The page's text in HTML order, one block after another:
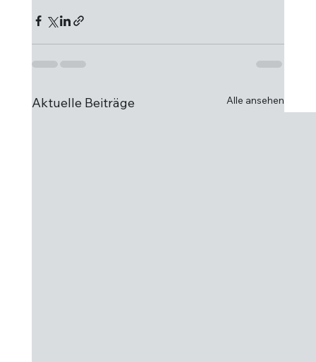
Aktuelle Beiträge Alle ansehen